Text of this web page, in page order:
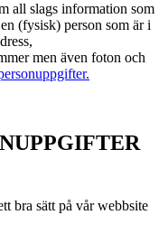
all slags information som
(fysisk) person som är i
men även foton och
bra sätt på vår webbsite